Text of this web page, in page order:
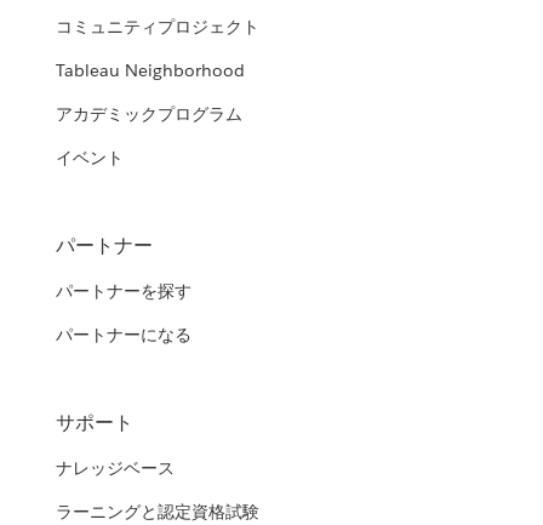
コミュニティプロジェクト
Tableau Neighborhood
アカデミックプログラム
イベント
パートナー
パートナーを探す
パートナーになる
サポート
ナレッジベース
ラーニングと認定資格試験